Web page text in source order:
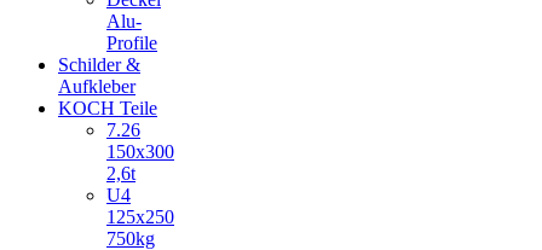
Alu-
Profile
Schilder &
Aufkleber
KOCH Teile
7.26
150x300
2,6t
U4
125x250
750kg